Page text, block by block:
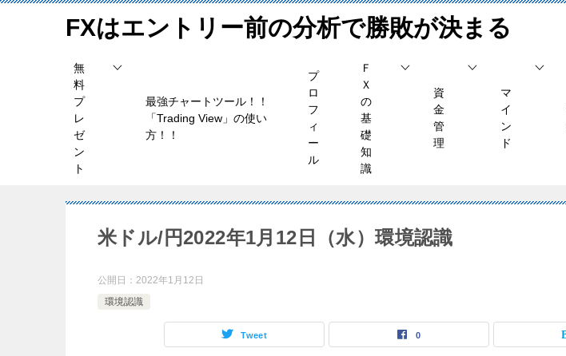
FXはエントリー前の分析で勝敗が決まる
無
料
プ
レ
ゼ
ン
ト
最強チャートツール！！
「Trading View」の使い
方！！
プ
ロ
フ
ィ
ー
ル
Ｆ
Ｘ
の
基
礎
知
識
資
金
管
理
マ
イ
ン
ド
米ドル/円2022年1月12日（水）環境認識
公開日： 2022年1月12日
環境認識
Tweet 0